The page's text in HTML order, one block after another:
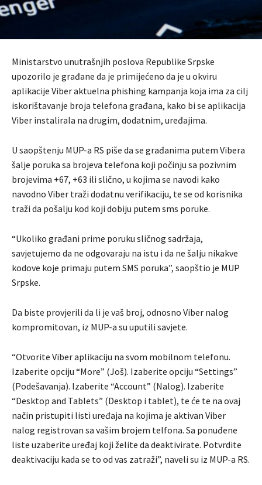
Ministarstvo unutrašnjih poslova Republike Srpske
upozorilo je građane da je primijećeno da je u okviru
aplikacije Viber aktuelna phishing kampanja koja ima za cilj
iskorištavanje broja telefona građana, kako bi se aplikacija
Viber instalirala na drugim, dodatnim, uređajima.
U saopštenju MUP-a RS piše da se građanima putem Vibera
šalje poruka sa brojeva telefona koji počinju sa pozivnim
brojevima +67, +63 ili slično, u kojima se navodi kako
navodno Viber traži dodatnu verifikaciju, te se od korisnika
traži da pošalju kod koji dobiju putem sms poruke.
“Ukoliko građani prime poruku sličnog sadržaja,
savjetujemo da ne odgovaraju na istu i da ne šalju nikakve
kodove koje primaju putem SMS poruka”, saopštio je MUP
Srpske.
Da biste provjerili da li je vaš broj, odnosno Viber nalog
kompromitovan, iz MUP-a su uputili savjete.
“Otvorite Viber aplikaciju na svom mobilnom telefonu.
Izaberite opciju “More” (Još). Izaberite opciju “Settings”
(Podešavanja). Izaberite “Account” (Nalog). Izaberite
“Desktop and Tablets” (Desktop i tablet), te će te na ovaj
način pristupiti listi uređaja na kojima je aktivan Viber
nalog registrovan sa vašim brojem telfona. Sa ponuđene
liste uzaberite uređaj koji želite da deaktivirate. Potvrdite
deaktivaciju kada se to od vas zatraži”, naveli su iz MUP-a RS.